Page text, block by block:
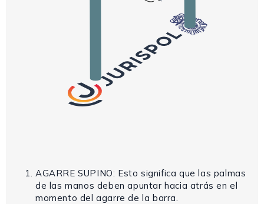
AGARRE SUPINO: Esto significa que las palmas
de las manos deben apuntar hacia atrás en el
momento del agarre de la barra.